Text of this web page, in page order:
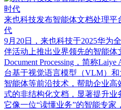
来也科技发布智能体文档处理
代
9月20日，来也科技于2025华
伴活动上推出业界领先的智能体
Document Processing，简称
台基于视觉语言模型（VLM）
智能体等前沿技术，帮助企业
式的非结构化文档，显著提升业
它像一位“读懂业务”的智能专家